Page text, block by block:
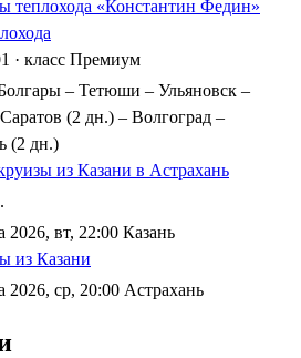
теплохода «Константин Федин»
· класс Премиум
– Тетюши – Ульяновск –
(2 дн.) – Волгоград –
(2 дн.)
из Казани в Астрахань
2026, вт, 22:00 Казань
из Казани
2026, ср, 20:00 Астрахань